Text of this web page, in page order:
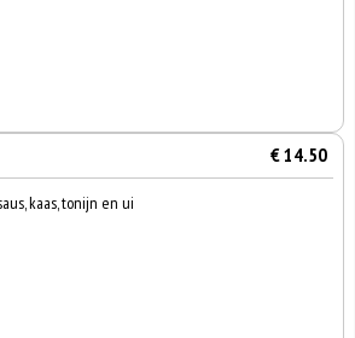
€ 14.50
kaas, tonijn en ui